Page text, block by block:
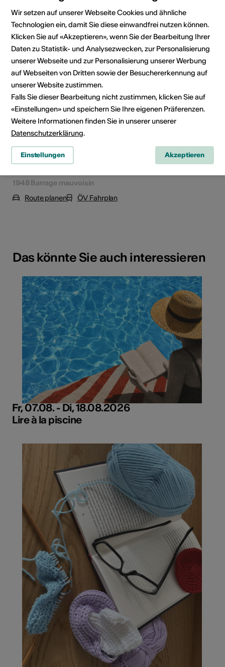
Veranstaltungsort
1948 Barrage mauvoisin
Route planen
ÖV Fahrplan
Das könnte Sie auch interessieren
Fr, 07.08. - Di, 18.08.2026
Lire à la piscine
Wir setzen auf unserer Webseite Cookies und ähnliche
Technologien ein, damit Sie diese einwandfrei nutzen können.
Klicken Sie auf «Akzeptieren», wenn Sie der Bearbeitung Ihrer
Daten zu Statistik- und Analysezwecken, zur Personalisierung
unserer Webseite und zur Personalisierung unserer Werbung
auf Webseiten von Dritten sowie der Besuchererkennung auf
unserer Website zustimmen.
Falls Sie dieser Bearbeitung nicht zustimmen, klicken Sie auf
«Einstellungen» und speichern Sie Ihre eigenen Präferenzen.
Weitere Informationen finden Sie in unserer unserer
Datenschutzerklärung.
Einstellungen Akzeptieren